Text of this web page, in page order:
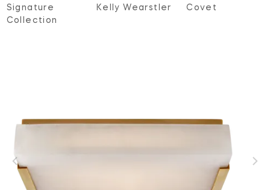
Signature
Collection
Kelly Wearstler
Covet